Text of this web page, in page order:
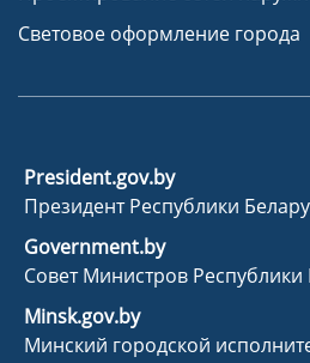
Световое оформление города
President.gov.by
Президент Республики
Government.by
Совет Министров Республики
Minsk.gov.by
Минский городской